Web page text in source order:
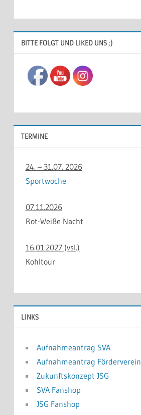
BITTE FOLGT UND LIKED UNS ;)
TERMINE
24. – 31.07. 2026
Sportwoche
07.11.2026
Rot-Weiße Nacht
16.01.2027 (vsl.)
Kohltour
LINKS
Aufnahmeantrag SVA
Aufnahmeantrag Förderverein
Zukunftskonzept JSG
SVA Fanshop
JSG Fanshop